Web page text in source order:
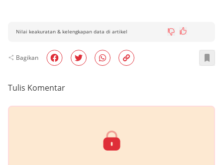
Nilai keakuratan & kelengkapan data di artikel
Bagikan
Tulis Komentar